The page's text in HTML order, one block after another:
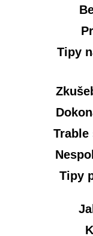
Tipy
Trable
Tipy